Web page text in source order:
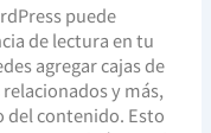
puede
de lectura en tu
agregar cajas de
y más,
contenido. Esto